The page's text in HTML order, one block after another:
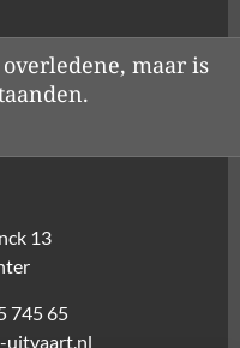
maar is
13
745 65
uitvaart.nl